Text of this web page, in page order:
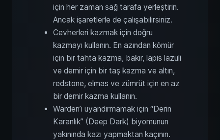
için her zaman sağ tarafa yerleştirin.
Ancak işaretlerle de çalışabilirsiniz.
Cevherleri kazmak için doğru
kazmayı kullanın. En azından kömür
için bir tahta kazma, bakır, lapis lazuli
ve demir için bir taş kazma ve altın,
redstone, elmas ve zümrüt için en az
bir demir kazma kullanın.
Warden’ı uyandırmamak için “Derin
Karanlık” (Deep Dark) biyomunun
yakınında kazı yapmaktan kaçının.